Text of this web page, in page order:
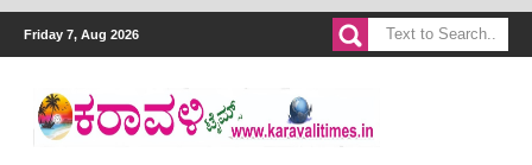
Friday 7, Aug 2026